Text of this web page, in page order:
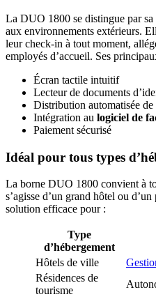
La DUO 1800 se distingue par sa
aux environnements extérieurs.
leur check-in à tout moment,
employés d’accueil. Ses
Écran tactile intuitif
Lecteur de documents
Distribution automatisée de
Intégration au logiciel de
Paiement sécurisé
Idéal pour tous types
La borne DUO 1800 convient à
s’agisse d’un grand hôtel ou
solution efficace pour :
Type
d’hébergement
Hôtels de ville
Résidences de
tourisme